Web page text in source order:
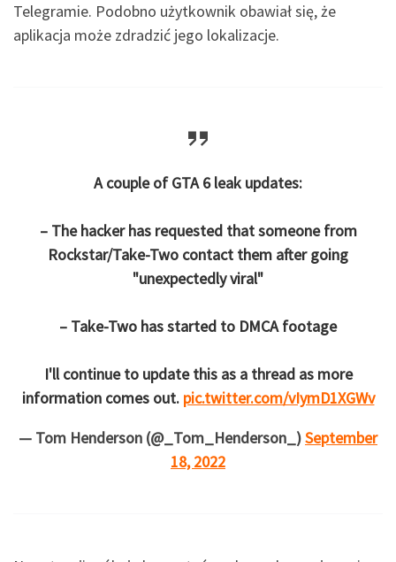
Telegramie. Podobno użytkownik obawiał się, że
aplikacja może zdradzić jego lokalizacje.
A couple of GTA 6 leak updates:
– The hacker has requested that someone from
Rockstar/Take-Two contact them after going
"unexpectedly viral"
– Take-Two has started to DMCA footage
I'll continue to update this as a thread as more
information comes out. pic.twitter.com/vIymD1XGWv
— Tom Henderson (@_Tom_Henderson_)September
18, 2022